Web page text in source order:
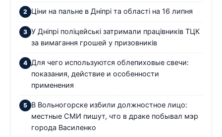
Ціни на пальне в Дніпрі та області на 16 липня
У Дніпрі поліцейські затримали працівників ТЦК
за вимагання грошей у призовників
Для чего используются облепиховые свечи:
показания, действие и особенности
применения
В Вольногорске избили должностное лицо:
местные СМИ пишут, что в драке побывал мэр
города Василенко